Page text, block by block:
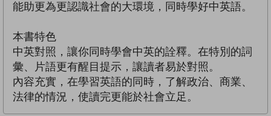
能助更為更認識社會的大環境，同時學好中英語。
本書特色
中英對照，讓你同時學會中英的詮釋。在特別的詞
彙、片語更有醒目提示，讓讀者易於對照。
內容充實，在學習英語的同時，了解政治、商業、
法律的情況，使讀完更能於社會立足。